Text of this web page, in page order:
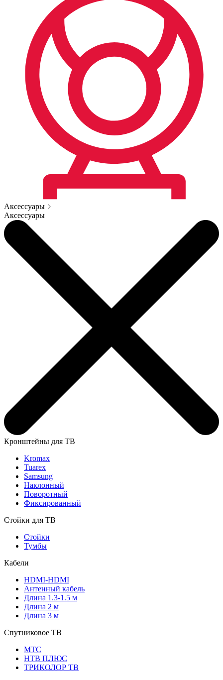
Аксессуары
Аксессуары
Кронштейны для ТВ
Kromax
Tuarex
Samsung
Наклонный
Поворотный
Фиксированный
Стойки для ТВ
Стойки
Тумбы
Кабели
HDMI-HDMI
Антенный кабель
Длина 1.3-1.5 м
Длина 2 м
Длина 3 м
Спутниковое ТВ
МТС
НТВ ПЛЮС
ТРИКОЛОР ТВ